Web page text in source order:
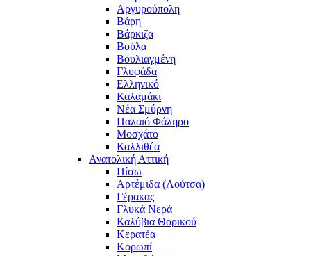
Αργυρούπολη
Βάρη
Βάρκιζα
Βούλα
Βουλιαγμένη
Γλυφάδα
Ελληνικό
Καλαμάκι
Νέα Σμύρνη
Παλαιό Φάληρο
Μοσχάτο
Καλλιθέα
Ανατολική Αττική
Πίσω
Αρτέμιδα (Λούτσα)
Γέρακας
Γλυκά Νερά
Καλύβια Θορικού
Κερατέα
Κορωπί